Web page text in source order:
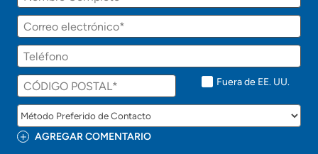
Preparar mi casa para la venta
Seguro de propietarios
n
a
e
t
e
e
c
o
n
Correo
electrónico
Teléfono
Fuera de EE. UU.
AGREGAR COMENTARIO